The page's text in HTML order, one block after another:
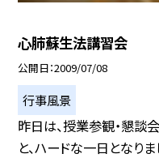
心肺蘇生法講習会
公開日 2009/07/08
行事風景
昨日は、授業参観・懇談
と、ハードな一日となりま